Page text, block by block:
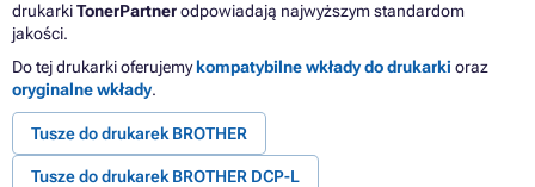
drukarkiTonerPartnerodpowiadają najwyższym standardom
jakości.
Do tej drukarki oferujemykompatybilne wkłady do drukarki oraz
oryginalne wkłady.
Tusze do drukarek BROTHER
Tusze do drukarek BROTHER DCP-L